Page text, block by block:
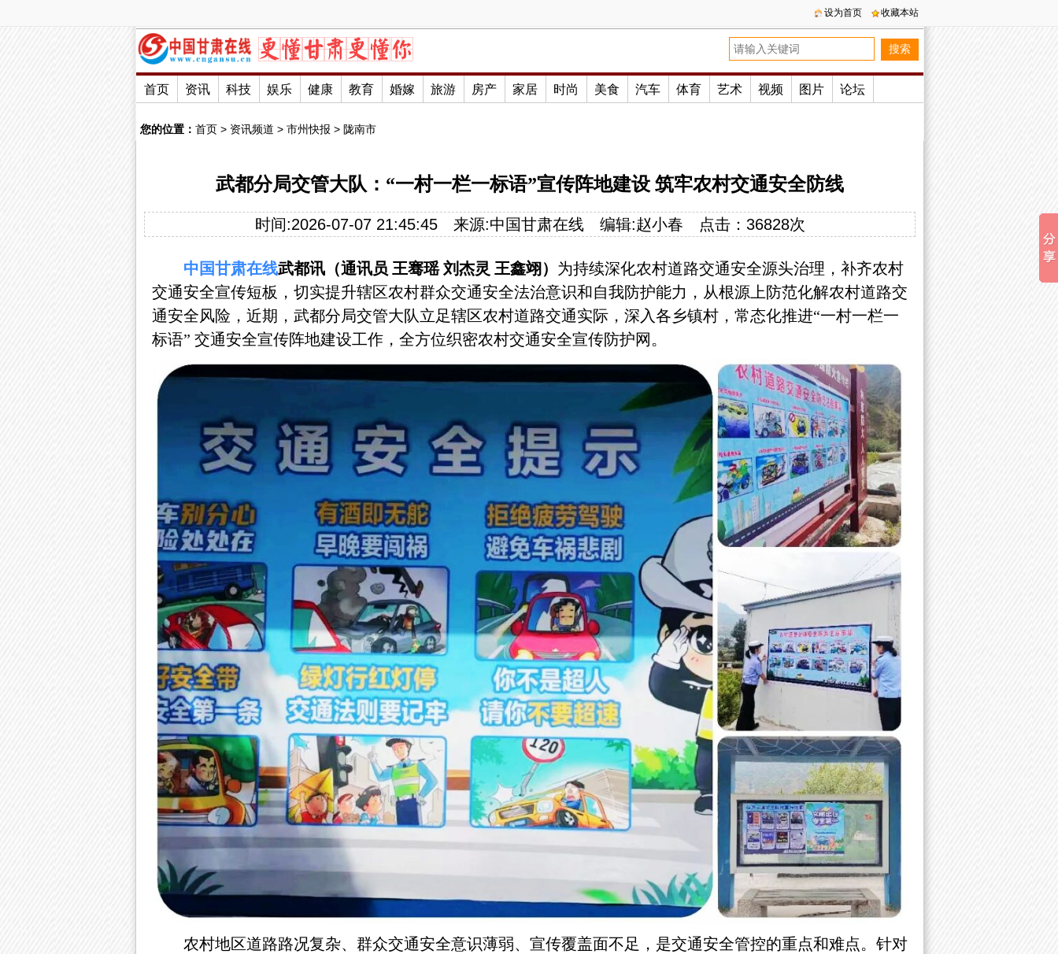
设为首页 收藏本站
首页 资讯 科技 娱乐 健康 教育 婚嫁 旅游 房产 家居 时尚 美食 汽车 体育 艺术 视频 图片 论坛
您的位置： 首页 > 资讯频道 > 市州快报 > 陇南市
武都分局交管大队：“一村一栏一标语”宣传阵地建设 筑牢农村交通安全防线
时间:2026-07-07 21:45:45 来源:中国甘肃在线 编辑:赵小春 点击： 36828次
中国甘肃在线武都讯（通讯员 王骞瑶 刘杰灵 王鑫翊 ） 为持续深化农村道路交通安全源头治理，补齐农村
交通安全宣传短板，切实提升辖区农村群众交通安全法治意识和自我防护能力，从根源上防范化解农村道路交
通安全风险 ，近期，武都分局交管大队立足辖区农村道路交通实际，深入各乡镇村，常态化推进“一村一栏一
标语” 交通安全宣传阵地建设工作，全方位织密农村交通安全宣传防护网。
农村地区道路路况复杂、群众交通安全意识薄弱、宣传覆盖面不足，是交通安全管控的重点和难点。针对